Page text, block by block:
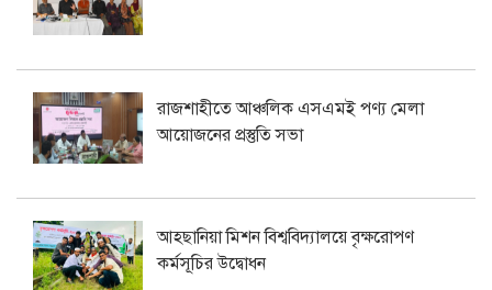
রাজশাহীতে আঞ্চলিক এসএমই পণ্য মেলা
আয়োজনের প্রস্তুতি সভা
আহছানিয়া মিশন বিশ্ববিদ্যালয়ে বৃক্ষরোপণ
কর্মসূচির উদ্বোধন